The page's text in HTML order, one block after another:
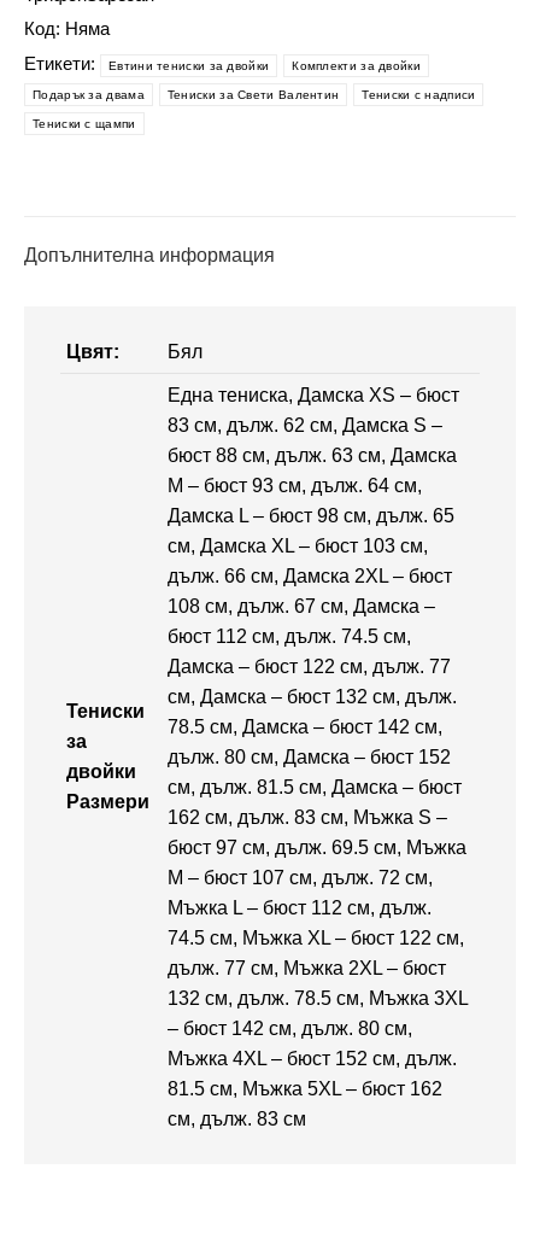
с
любов
Код: Няма
Етикети:
Евтини тениски за двойки Комплекти за двойки
Подарък за двама Тениски за Свети Валентин Тениски с надписи
Тениски с щампи
Допълнителна информация
Цвят: Бял
Тениски
за
двойки
Размери
Една тениска, Дамска XS – бюст
83 см, дълж. 62 см, Дамска S –
бюст 88 см, дълж. 63 см, Дамска
M – бюст 93 см, дълж. 64 см,
Дамска L – бюст 98 см, дълж. 65
см, Дамска XL – бюст 103 см,
дълж. 66 см, Дамска 2XL – бюст
108 см, дълж. 67 см, Дамска –
бюст 112 см, дълж. 74.5 см,
Дамска – бюст 122 см, дълж. 77
см, Дамска – бюст 132 см, дълж.
78.5 см, Дамска – бюст 142 см,
дълж. 80 см, Дамска – бюст 152
см, дълж. 81.5 см, Дамска – бюст
162 см, дълж. 83 см, Мъжка S –
бюст 97 см, дълж. 69.5 см, Мъжка
M – бюст 107 см, дълж. 72 см,
Мъжка L – бюст 112 см, дълж.
74.5 см, Мъжка XL – бюст 122 см,
дълж. 77 см, Мъжка 2XL – бюст
132 см, дълж. 78.5 см, Мъжка 3XL
– бюст 142 см, дълж. 80 см,
Мъжка 4XL – бюст 152 см, дълж.
81.5 см, Мъжка 5XL – бюст 162
см, дълж. 83 см